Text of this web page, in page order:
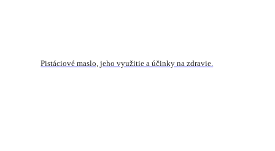
Pistáciové maslo, jeho využitie a účinky na zdravie.